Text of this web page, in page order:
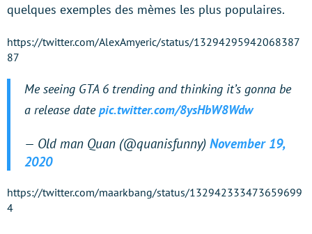
quelques exemples des mèmes les plus populaires.
https://twitter.com/AlexAmyeric/status/13294295942068387
87
Me seeing GTA 6 trending and thinking it’s gonna be
a release datepic.twitter.com/8ysHbW8Wdw
— Old man Quan (@quanisfunny) November 19,
2020
https://twitter.com/maarkbang/status/132942333473659699
4